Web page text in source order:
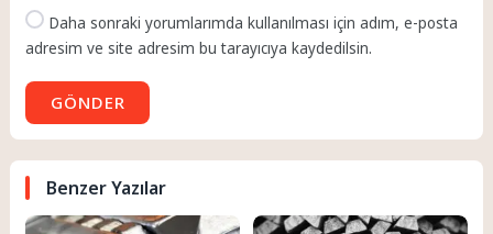
Daha sonraki yorumlarımda kullanılması için adım, e-posta
adresim ve site adresim bu tarayıcıya kaydedilsin.
GÖNDER
Benzer Yazılar